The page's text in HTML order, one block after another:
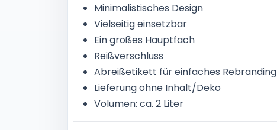
Minimalistisches Design
Vielseitig einsetzbar
Ein großes Hauptfach
Reißverschluss
Abreißetikett für einfaches Rebranding
Lieferung ohne Inhalt/Deko
Volumen: ca. 2 Liter